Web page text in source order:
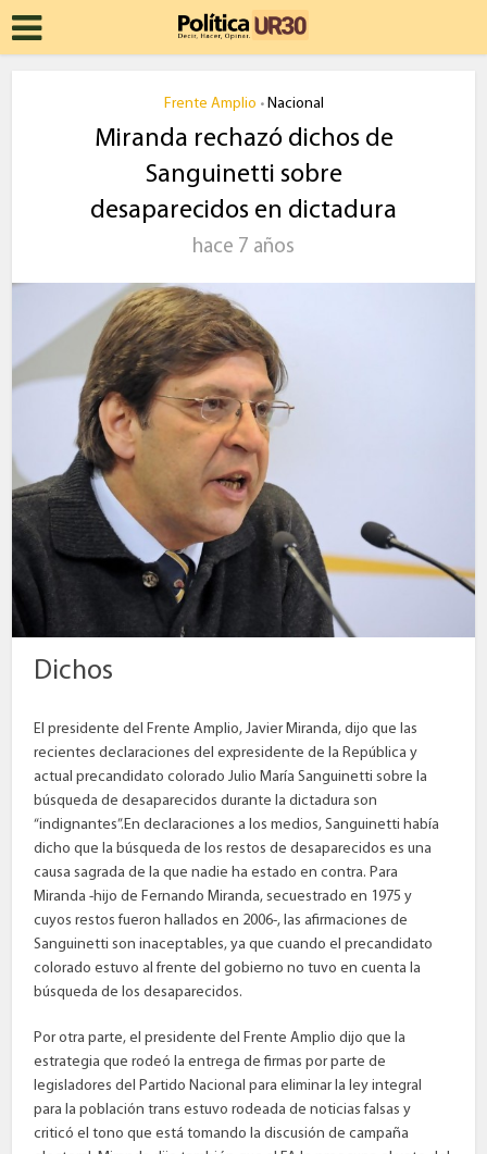
Frente Amplio • Nacional
Miranda rechazó dichos de
Sanguinetti sobre
desaparecidos en dictadura
hace 7 años
Dichos
El presidente del Frente Amplio, Javier Miranda, dijo que las
recientes declaraciones del expresidente de la República y
actual precandidato colorado Julio María Sanguinetti sobre la
búsqueda de desaparecidos durante la dictadura son
“indignantes”.En declaraciones a los medios, Sanguinetti había
dicho que la búsqueda de los restos de desaparecidos es una
causa sagrada de la que nadie ha estado en contra. Para
Miranda -hijo de Fernando Miranda, secuestrado en 1975 y
cuyos restos fueron hallados en 2006-, las afirmaciones de
Sanguinetti son inaceptables, ya que cuando el precandidato
colorado estuvo al frente del gobierno no tuvo en cuenta la
búsqueda de los desaparecidos.
Por otra parte, el presidente del Frente Amplio dijo que la
estrategia que rodeó la entrega de firmas por parte de
legisladores del Partido Nacional para eliminar la ley integral
para la población trans estuvo rodeada de noticias falsas y
criticó el tono que está tomando la discusión de campaña